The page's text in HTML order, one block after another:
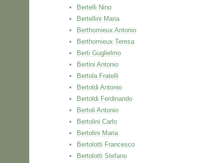
Bertelli Nino
Bertellini Maria
Berthomieux Antonio
Berthomieux Teresa
Berti Guglielmo
Bertini Antonio
Bertola Fratelli
Bertoldi Antonio
Bertoldi Ferdinando
Bertoli Antonio
Bertolini Carlo
Bertolini Maria
Bertolotti Francesco
Bertolotti Stefano